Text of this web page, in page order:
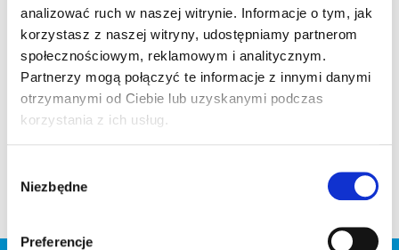
analizować ruch w naszej witrynie. Informacje o tym, jak
korzystasz z naszej witryny, udostępniamy partnerom
społecznościowym, reklamowym i analitycznym.
Partnerzy mogą połączyć te informacje z innymi danymi
otrzymanymi od Ciebie lub uzyskanymi podczas
korzystania z ich usług.
zgody
Niezbędne
Preferencje
O prawidłowym nawodnieniu organizmu należy
W ciepłe i słoneczne dni , oczywiście jesteśmy bardziej
narażeni na odwodnienie, dlatego musimy szczególnie